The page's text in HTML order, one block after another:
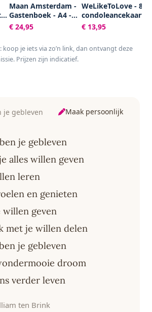
Maan Amsterdam -
Gastenboek - A4 -
100 blanco pagina's
- Neutraal - Voor
afscheid, uitvaart,
condoleance of
€ 24,95
WeLikeToLove - 8x
- Rouwkaarten -
condoleance
envelop - Sterkte &
€ 13,95
je iets via zo’n link, dan ontvangt deze
Prijzen zijn indicatief.
je gebleven Maak persoonlijk
je gebleven
alles willen geven
leren
en genieten
willen geven
met je willen delen
je gebleven
droom
verder leven
ten Brink